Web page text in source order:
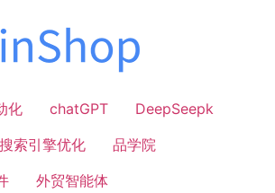
化
chatGPT
DeepSeepk
索引擎优化
品学院
外贸智能体